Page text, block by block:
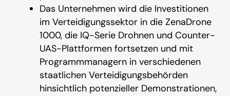
Das Unternehmen wird die Investitionen
im Verteidigungssektor in die ZenaDrone
1000, die IQ-Serie Drohnen und Counter-
UAS-Plattformen fortsetzen und mit
Programmmanagern in verschiedenen
staatlichen Verteidigungsbehörden
hinsichtlich potenzieller Demonstrationen,